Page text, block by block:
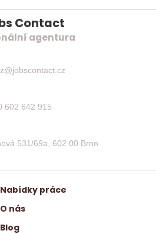
Contact
agentura
602 642 915
531/69a, 602 00 Brno
Nabídky práce
O nás
Blog